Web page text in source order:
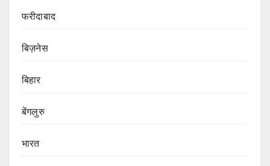
फरीदाबाद
बिज़नेस
बिहार
बेंगलुरु
भारत